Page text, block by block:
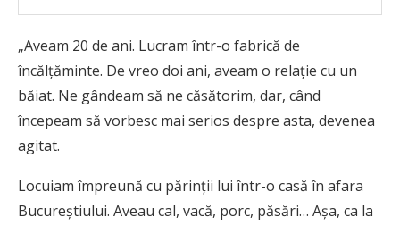
„Aveam 20 de ani. Lucram într-o fabrică de
încălţăminte. De vreo doi ani, aveam o relaţie cu un
băiat. Ne gândeam să ne căsătorim, dar, când
începeam să vorbesc mai serios despre asta, devenea
agitat.
Locuiam împreună cu părinţii lui într-o casă în afara
Bucureştiului. Aveau cal, vacă, porc, păsări… Aşa, ca la